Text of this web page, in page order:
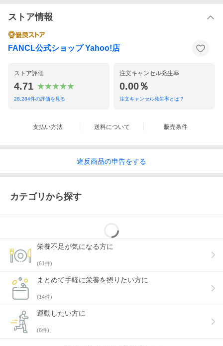
ストア情報
FANCL公式ショップ Yahoo!店
ストア評価
4.71
28,284件の評価を見る
注文キャンセル発生率
0.00％
注文キャンセル発生率とは？
支払い方法 送料について 販売条件
違反商品の申告をする
カテゴリから探す
栄養不足が気になる方に
(61件)
まとめて手軽に栄養を摂りたい方に
(14件)
運動したい方に
(6件)